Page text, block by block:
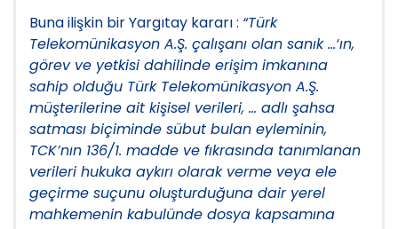
Buna ilişkin bir Yargıtay kararı : “Türk
Telekomünikasyon A.Ş. çalışanı olan sanık …‘ın,
görev ve yetkisi dahilinde erişim imkanına
sahip olduğu Türk Telekomünikasyon A.Ş.
müşterilerine ait kişisel verileri, … adlı şahsa
satması biçiminde sübut bulan eyleminin,
TCK’nın 136/1. madde ve fıkrasında tanımlanan
verileri hukuka aykırı olarak verme veya ele
geçirme suçunu oluşturduğuna dair yerel
mahkemenin kabulünde dosya kapsamına